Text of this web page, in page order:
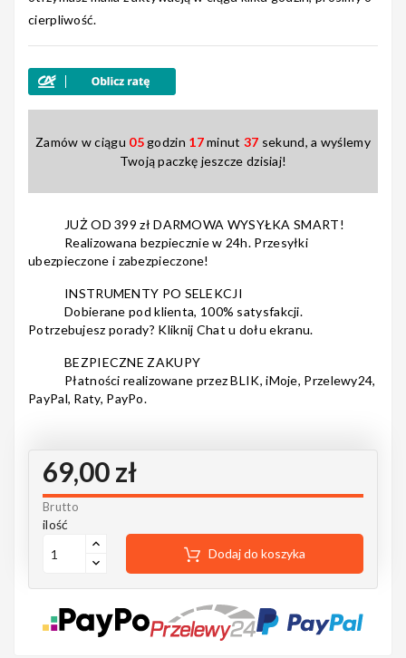
Nagłośnienie
Akcesoria
Kursy/Szkolenia
Prezenty
Rainbow
MAHILELE
cierpliwość.
Zamów w ciągu 05 godzin 17minut 36 sekund, a wyślemy
Twoją paczkę jeszcze dzisiaj!
JUŻ OD 399 zł DARMOWA WYSYŁKA SMART!
Realizowana bezpiecznie w 24h. Przesyłki
ubezpieczone i zabezpieczone!
INSTRUMENTY PO SELEKCJI
Dobierane pod klienta, 100% satysfakcji.
Potrzebujesz porady? Kliknij Chat u dołu ekranu.
BEZPIECZNE ZAKUPY
Płatności realizowane przez BLIK, iMoje, Przelewy24,
PayPal, Raty, PayPo.
69,00 zł
Brutto
ilość
Dodaj do koszyka